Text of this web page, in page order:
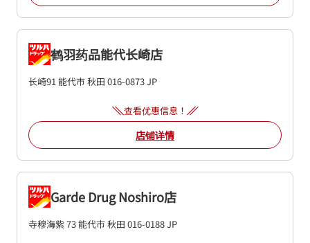
鹤羽药品能代长崎店
长崎91能代市秋田 016-0873JP
查看优惠信息！
店铺详情
Garde Drug Noshiro店
寺穆海紫 73能代市秋田 016-0188JP